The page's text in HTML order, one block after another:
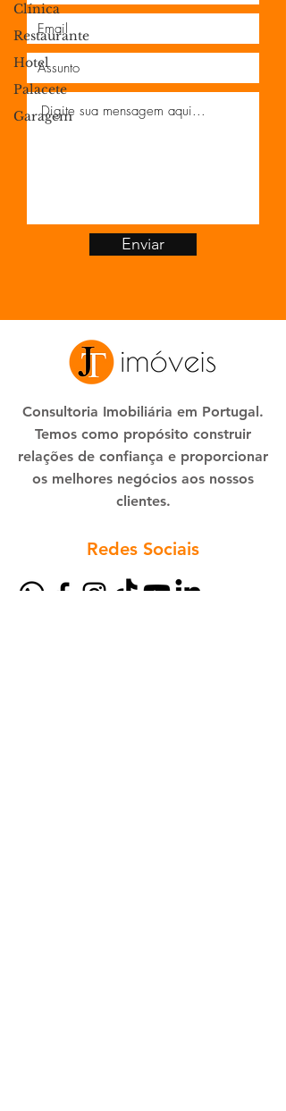
Clínica
Restaurante
Hotel
Palacete
Garagem
Enviar
Consultoria Imobiliária em Portugal.
Temos como propósito construir
relações de confiança e proporcionar
os melhores negócios aos nossos
clientes.
Redes Sociais